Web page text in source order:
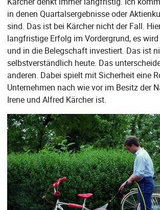
in denen Quartalsergebnisse oder
sind. Das ist bei Kärcher nicht der Fall.
langfristige Erfolg im Vordergrund, es
und in die Belegschaft investiert. Das ist
selbstverständlich heute. Das
anderen. Dabei spielt mit Sicherheit eine
Unternehmen nach wie vor im Besitz der
Irene und Alfred Kärcher ist.